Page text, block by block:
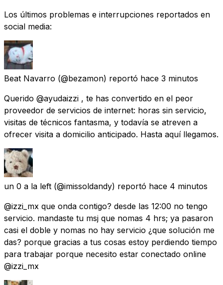
Los últimos problemas e interrupciones reportados en
social media:
Beat Navarro (@bezamon) reportó hace 3 minutos
Querido @ayudaizzi , te has convertido en el peor
proveedor de servicios de internet: horas sin servicio,
visitas de técnicos fantasma, y todavía se atreven a
ofrecer visita a domicilio anticipado. Hasta aquí llegamos.
un 0 a la left (@imissoldandy) reportó hace 4 minutos
@izzi_mx que onda contigo? desde las 12:00 no tengo
servicio. mandaste tu msj que nomas 4 hrs; ya pasaron
casi el doble y nomas no hay servicio ¿que solución me
das? porque gracias a tus cosas estoy perdiendo tiempo
para trabajar porque necesito estar conectado online
@izzi_mx